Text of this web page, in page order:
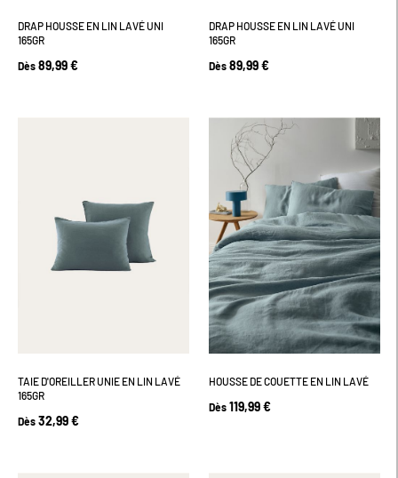
DRAP HOUSSE EN LIN LAVÉ UNI
165GR
Dès 89,99 €
DRAP HOUSSE EN LIN LAVÉ UNI
165GR
Dès 89,99 €
TAIE D'OREILLER UNIE EN LIN LAVÉ
165GR
Dès 32,99 €
HOUSSE DE COUETTE EN LIN LAVÉ
Dès 119,99 €